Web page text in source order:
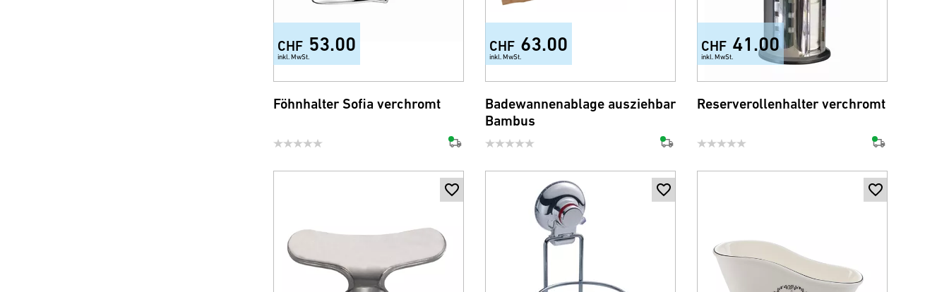
CHF 53.00
inkl. MwSt.
Föhnhalter Sofia verchromt
CHF 63.00
inkl. MwSt.
Badewannenablage ausziehbar
Bambus
CHF 41.00
inkl. MwSt.
Reserverollenhalter verchromt